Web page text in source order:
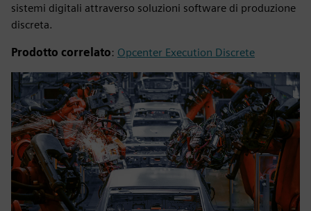
sistemi digitali attraverso soluzioni software di produzione
discreta.
Prodotto correlato: Opcenter Execution Discrete